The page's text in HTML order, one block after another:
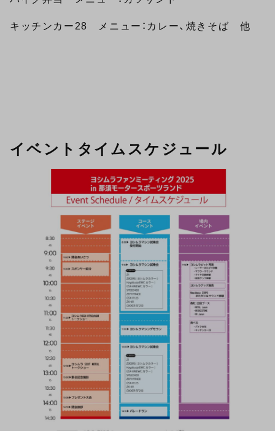
キッチンカー28 メニュー：カレー、焼きそば 他
イベントタイムスケジュール